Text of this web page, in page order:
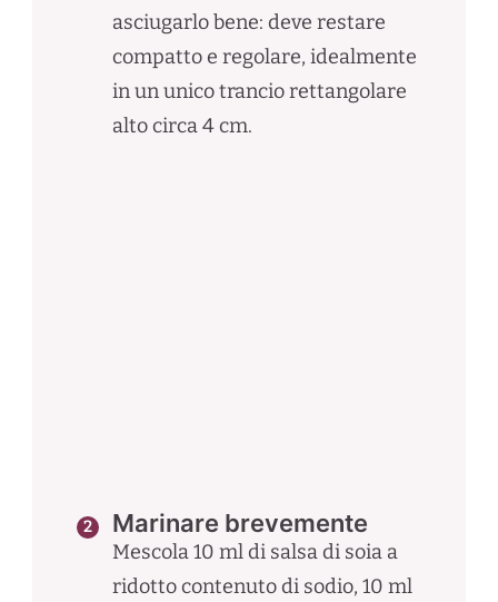
asciugarlo bene: deve restare
compatto e regolare, idealmente
in un unico trancio rettangolare
alto circa 4 cm.
Marinare brevemente
Mescola 10 ml di salsa di soia a
ridotto contenuto di sodio, 10 ml